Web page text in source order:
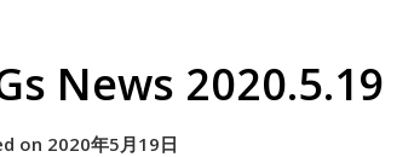
News 2020.5.19
on 2020年5月19日